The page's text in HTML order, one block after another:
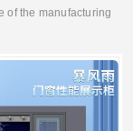
of the manufacturing